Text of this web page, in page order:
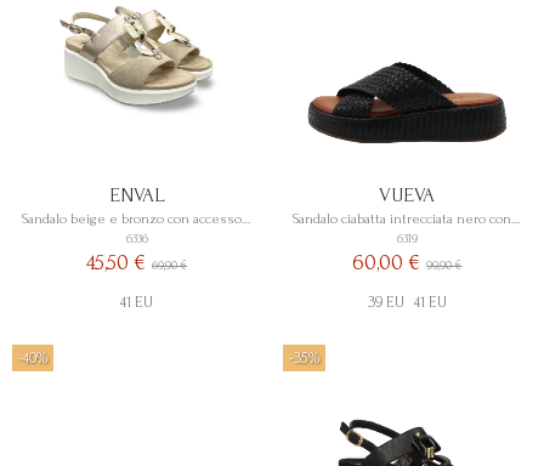
Sandalo beige e bronzo con accessorio
ENVAL
6336
45,50 €69,90 €
41 EU
Sandalo ciabatta intrecciata nero con zeppa
VUEVA
6319
60,00 €99,90 €
39 EU 41 EU
-40% -35%